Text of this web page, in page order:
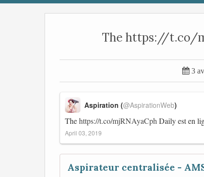
The https://t.co/
 3
Thehttps://t.co/mjRNAyaCph Daily est en
Aspiration (@AspirationWeb)
April 03, 2019
Aspirateur centralisée -